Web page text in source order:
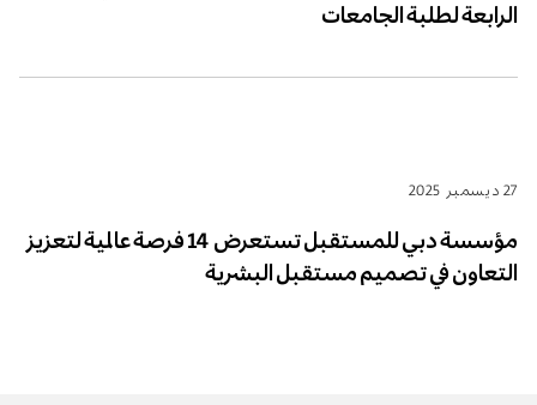
الرابعة لطلبة الجامعات
27 ديسمبر 2025
مؤسسة دبي للمستقبل تستعرض 14 فرصة عالمية لتعزيز
التعاون في تصميم مستقبل البشرية